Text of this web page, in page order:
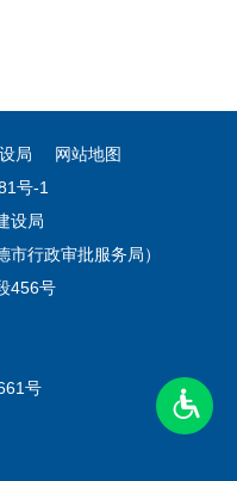
局
网站地图
号-1
设局
行政审批服务局）
456号
号